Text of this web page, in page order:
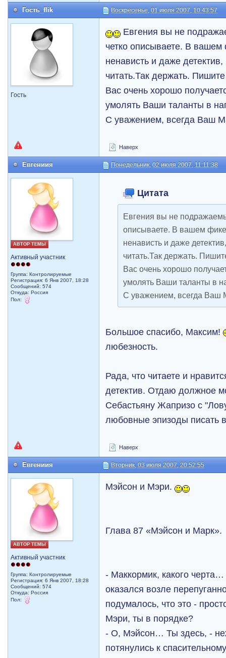
Гость_flik Воскресенье, 01 июля 2007, 10:43:57
Гость
Евгения вы не
четко описываете. В
ненависть и даже
читать.Так держать.
Вас очень хорошо
умолять Ваши таланты в
С уважением, всегда Ваш
Наверх
Евгениия Понедельник, 02 июля 2007, 11:11:38
АВТОР ТЕМЫ
Активный участник
Группа: Контролируемые
Регистрация: 6 Янв 2007, 18:28
Сообщений: 574
Откуда: Рoccия
Пол:
Цитата
Евгения вы не
описываете. В вашем
ненависть и даже
читать.Так держать.
Вас очень хорошо
умолять Ваши таланты в
С уважением, всегда Ваш
Большое спасибо, Максим!
любезность.
Рада, что читаете и
детектив. Отдаю должное
Себастьяну Жапризо с
любовные эпизоды писать
Наверх
Евгениия Вторник, 03 июля 2007, 20:52:55
АВТОР ТЕМЫ
Активный участник
Группа: Контролируемые
Регистрация: 6 Янв 2007, 18:28
Сообщений: 574
Откуда: Рoccия
Пол:
Мэйсон и Мэри.
Глава 87 «Мэйсон и Марк».
- Маккормик, какого
оказался возле
подумалось, что это -
Мэри, ты в порядке?
- О, Мэйсон… Ты здесь, -
потянулись к